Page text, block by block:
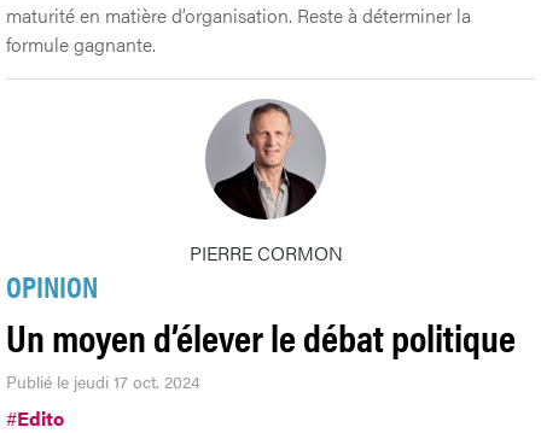
maturité en matière d’organisation. Reste à déterminer la
formule gagnante.
PIERRE CORMON
OPINION
Un moyen d’élever le débat politique
Publié le jeudi 17 oct. 2024
#Edito